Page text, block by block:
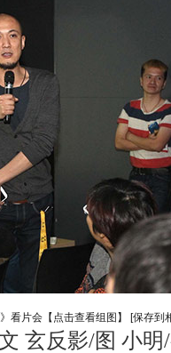
看片会【点击查看组图】 [保存到
反影/图 小明/